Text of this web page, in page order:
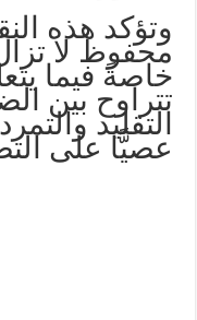
وتؤكد هذه
محفوظ لا
خاصةً فيما
تتراوح بين
التقليد
عصيًّا على